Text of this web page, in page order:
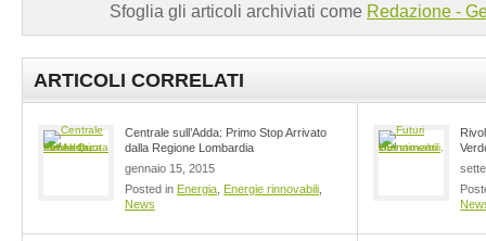
Sfoglia gli articoli archiviati come Redazione -
ARTICOLI CORRELATI
Centrale sull’Adda: Primo Stop Arrivato
dalla Regione Lombardia
gennaio 15, 2015
Posted in Energia Energie rinnovabili
News